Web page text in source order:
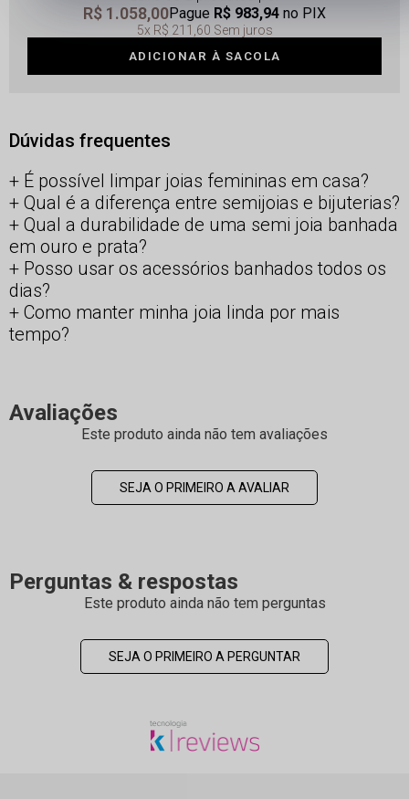
R$ 1.058,00Pague R$ 983,94 no PIX
5x R$ 211,60 Sem juros
ADICIONAR À SACOLA
Dúvidas frequentes
É possível limpar joias femininas em casa?
Qual é a diferença entre semijoias e bijuterias?
Qual a durabilidade de uma semi joia banhada
em ouro e prata?
Posso usar os acessórios banhados todos os
dias?
Como manter minha joia linda por mais
tempo?
Avaliações
Este produto ainda não tem avaliações
SEJA O PRIMEIRO A AVALIAR
Perguntas & respostas
Este produto ainda não tem perguntas
SEJA O PRIMEIRO A PERGUNTAR